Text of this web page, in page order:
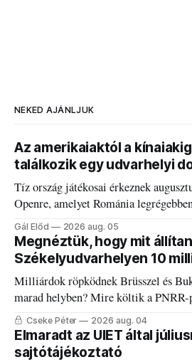
NEKED AJÁNLJUK
Az amerikaiaktól a
találkozik egy udvarhelyi
Tíz ország játékosai érkeznek
Openre, amelyet Románia
discgolfpályáján rendeznek meg.
Gál Előd 2026 aug. 05
Megnéztük, hogy mit
Székelyudvarhelyen 10
Milliárdok röpködnek Brüsszel és
marad helyben? Mire költik a PNRR-
Cseke Péter 2026 aug. 04
Elmaradt az UIET által
sajtótájékoztató